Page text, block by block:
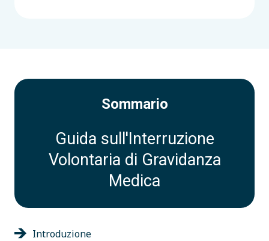
Sommario
Guida sull'Interruzione
Volontaria di Gravidanza
Medica
Introduzione